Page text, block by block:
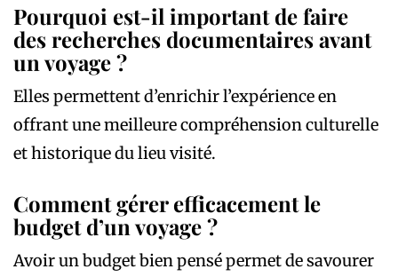
Pourquoi est-il important de faire
des recherches documentaires avant
un voyage ?
Elles permettent d’enrichir l’expérience en
offrant une meilleure compréhension culturelle
et historique du lieu visité.
Comment gérer efficacement le
budget d’un voyage ?
Avoir un budget bien pensé permet de savourer